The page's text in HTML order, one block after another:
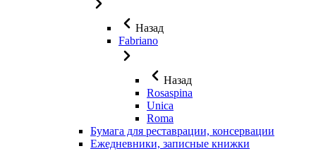
Назад
Fabriano
Назад
Rosaspina
Unica
Roma
Бумага для реставрации, консервации
Ежедневники, записные книжки